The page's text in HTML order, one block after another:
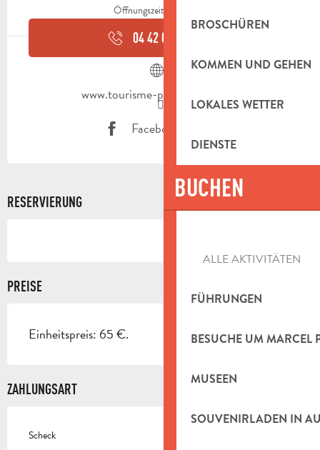
BROSCHÜREN
KOMMEN UND GEHEN
LOKALES WETTER
DIENSTE
BUCHEN
ALLE AKTIVITÄTEN
FÜHRUNGEN
BESUCHE UM MARCEL
MUSEEN
SOUVENIRLADEN IN
Öffnungszeiten ansehen
04 42 03 49
www.tourisme-paysdaubagne.fr
Facebook Seite
RESERVIERUNG
PREISE
Einheitspreis: 65 €.
ZAHLUNGSART
Scheck